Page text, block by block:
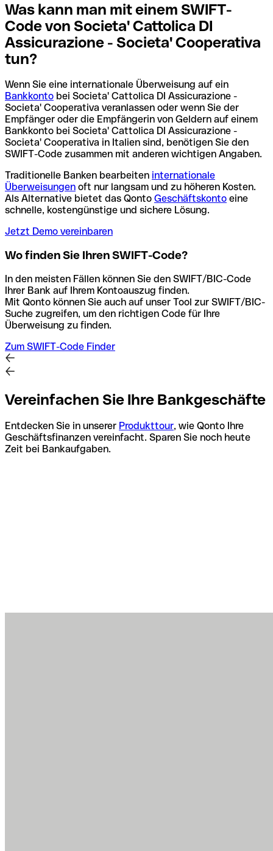
Was kann man mit einem SWIFT-
Code von Societa' Cattolica DI
Assicurazione - Societa' Cooperativa
tun?
Wenn Sie eine internationale Überweisung auf ein
Bankkonto bei Societa' Cattolica DI Assicurazione -
Societa' Cooperativa veranlassen oder wenn Sie der
Empfänger oder die Empfängerin von Geldern auf einem
Bankkonto bei Societa' Cattolica DI Assicurazione -
Societa' Cooperativa in Italien sind, benötigen Sie den
SWIFT-Code zusammen mit anderen wichtigen Angaben.
Traditionelle Banken bearbeiten internationale
Überweisungen oft nur langsam und zu höheren Kosten.
Als Alternative bietet das Qonto Geschäftskonto eine
schnelle, kostengünstige und sichere Lösung.
Jetzt Demo vereinbaren
Wo finden Sie Ihren SWIFT-Code?
In den meisten Fällen können Sie den SWIFT/BIC-Code
Ihrer Bank auf Ihrem Kontoauszug finden.
Mit Qonto können Sie auch auf unser Tool zur SWIFT/BIC-
Suche zugreifen, um den richtigen Code für Ihre
Überweisung zu finden.
Zum SWIFT-Code Finder
Vereinfachen Sie Ihre Bankgeschäfte
Entdecken Sie in unserer Produkttour, wie Qonto Ihre
Geschäftsfinanzen vereinfacht. Sparen Sie noch heute
Zeit bei Bankaufgaben.